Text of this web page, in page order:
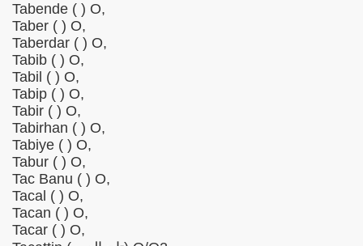
Tabende ( ) O,
Taber ( ) O,
Taberdar ( ) O,
Tabib ( ) O,
Tabil ( ) O,
Tabip ( ) O,
Tabir ( ) O,
Tabirhan ( ) O,
Tabiye ( ) O,
Tabur ( ) O,
Tac Banu ( ) O,
Tacal ( ) O,
Tacan ( ) O,
Tacar ( ) O,